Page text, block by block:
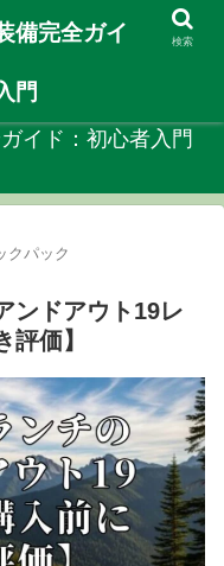
イド：初心者入門
クパック
ンドアウト19レ
評価】
備完全ガイ
門
検索